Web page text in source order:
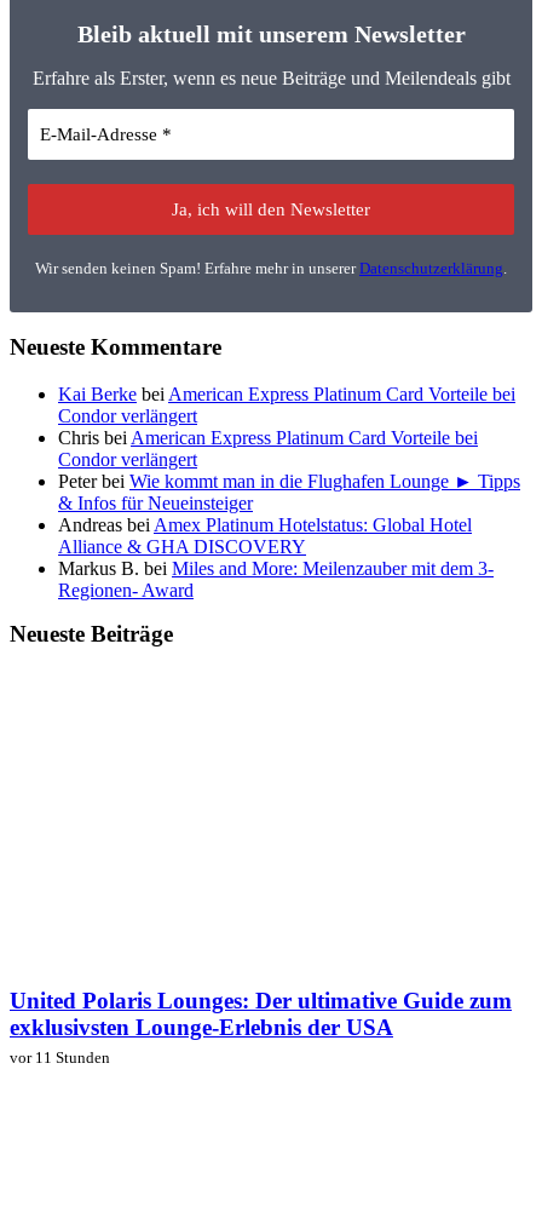
Bleib aktuell mit unserem Newsletter
Erfahre als Erster, wenn es neue Beiträge und Meilendeals gibt
Wir senden keinen Spam! Erfahre mehr in unsererDatenschutzerklärung
Neueste Kommentare
Kai Berke bei American Express Platinum Card Vorteile bei
Condor verlängert
Chris bei American Express Platinum Card Vorteile bei
Condor verlängert
Peterbei Wie kommt man in die Flughafen Lounge ► Tipps
& Infos für Neueinsteiger
Andreas bei Amex Platinum Hotelstatus: Global Hotel
Alliance & GHA DISCOVERY
Markus B. bei Miles and More: Meilenzauber mit dem 3-
Regionen- Award
Neueste Beiträge
United Polaris Lounges: Der ultimative Guide zum
exklusivsten Lounge-Erlebnis der USA
vor 11 Stunden